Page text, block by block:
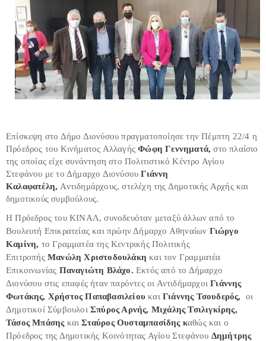
Επίσκεψη στο Δήμο Διονύσου πραγματοποίησε την Πέμπτη 22/4 η
Πρόεδρος του Κινήματος Αλλαγής Φώφη Γεννηματά,στο πλαίσιο
της οποίας είχε συνάντηση στο Πολιτιστικό Κέντρο Αγίου
Στεφάνου με το Δήμαρχο Διονύσου Γιάννη
Καλαφατέλη, Αντιδημάρχους, στελέχη της Δημοτικής Αρχής και
δημοτικούς συμβούλους.
Η Πρόεδρος του ΚΙΝΑΛ, συνοδευόταν μεταξύ άλλων από το
Βουλευτή Επικρατείας και πρώην Δήμαρχο Αθηναίων Γιώργο
Καμίνη, το Γραμματέα της Κεντρικής Πολιτικής
Επιτροπής Μανώλη Χριστοδουλάκη και τον Γραμματέα
Επικοινωνίας Παναγιώτη Βλάχο. Εκτός από το Δήμαρχο
Διονύσου στις επαφές ήταν παρόντες οι ΑντιδήμαρχοιΓιάννης
Φωτάκης, Χρήστος Παπαβασιλείου και Γιάννης Τσουδερός,
οι
Δημοτικοί Σύμβουλοι Σπύρος Αρνής, Μιχάλης Τσιλιγκίρης,
Τάσος ΜπάσηςκαιΣταύρος Ουσταμπασίδης καθώς και ο
Πρόεδρος της Δημοτικής Κοινότητας Αγίου Στεφάνου Δημήτρης